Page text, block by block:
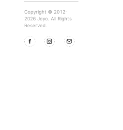
Copyright © 2012-
2026 Joyo. All Rights
Reserved.